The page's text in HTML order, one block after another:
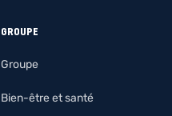
GROUPE
Groupe
Bien-être et santé